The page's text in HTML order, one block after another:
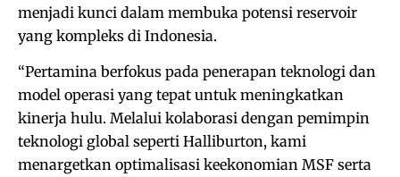
menjadi kunci dalam membuka potensi reservoir
yang kompleks di Indonesia.
“Pertamina berfokus pada penerapan teknologi dan
model operasi yang tepat untuk meningkatkan
kinerja hulu. Melalui kolaborasi dengan pemimpin
teknologi global seperti Halliburton, kami
menargetkan optimalisasi keekonomian MSF serta